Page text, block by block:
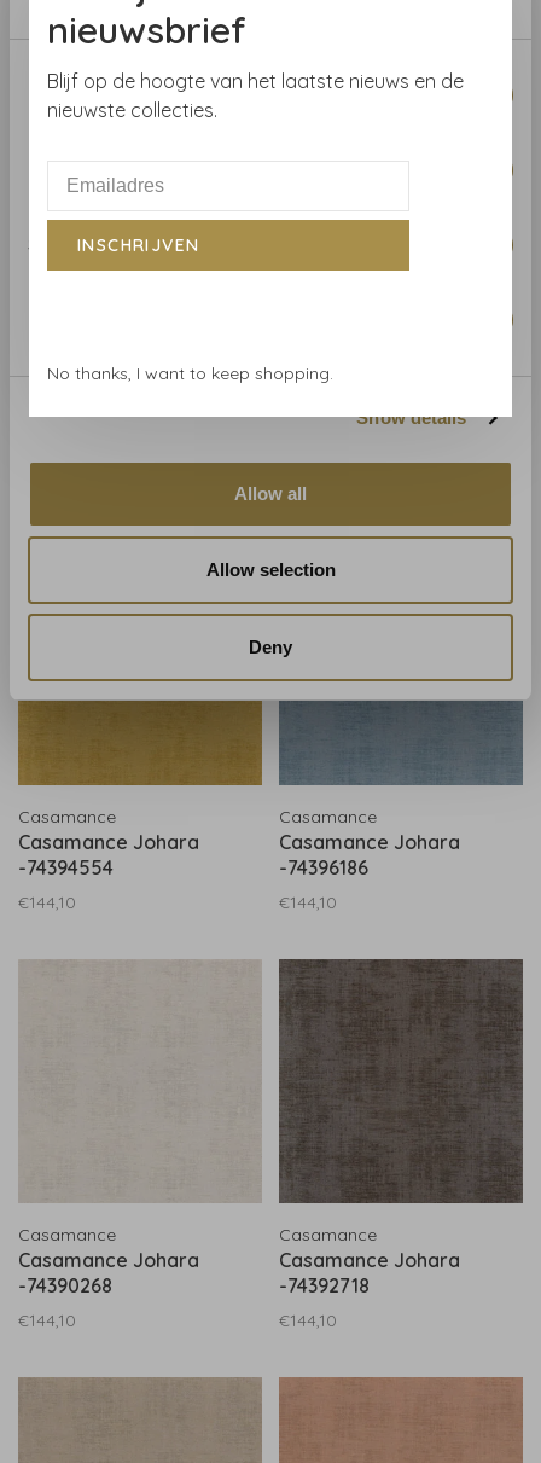
Consent
Selection
Necessary
Statistics
Show details
Allow all
Allow selection
Deny
Casamance Johara -
74390982
Casamance Johara -
Casamance Johara -
€144,10
Casamance
Casamance Johara
-74394554
€144,10
Casamance
Casamance Johara
-74396186
€144,10
Casamance
Casamance Johara
-74390268
€144,10
Casamance
Casamance Johara
-74392718
€144,10
nieuwsbrief
Blijf op de hoogte van het laatste nieuws en de
nieuwste collecties.
INSCHRIJVEN
No thanks, I want to keep shopping.